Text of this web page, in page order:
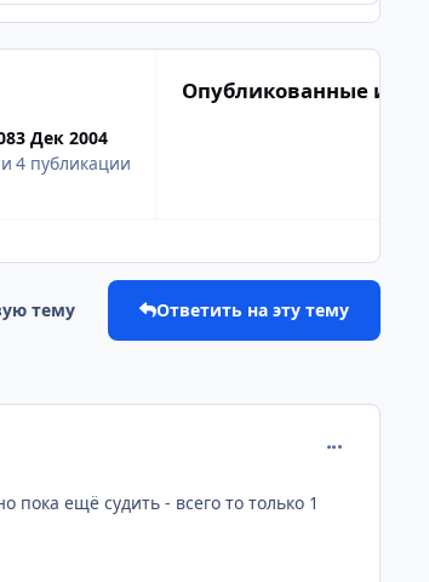
3 Дек 2004
4 публикации
Опубликованные
тему Ответить на эту тему
ещё судить - всего то только 1